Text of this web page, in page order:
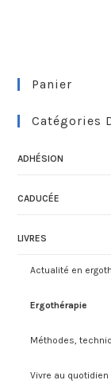
Panier
Catégories
ADHÉSION
CADUCÉE
LIVRES
Actualité en
Ergothérapie
Méthodes,
Vivre au quotidien